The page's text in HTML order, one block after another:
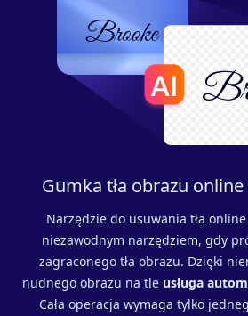
Gumka tła obrazu online
Narzędzie do usuwania tła
niezawodnym narzędziem, gdy
zagraconego tła obrazu. Dzięki
nudnego obrazu na tle usługa
Cała operacja wymaga tylko